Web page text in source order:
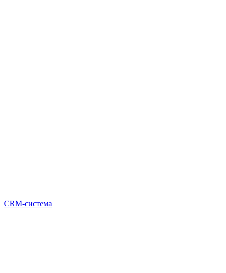
CRM-система